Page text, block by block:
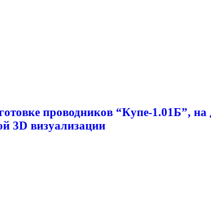
проводников “Купе-1.01Б”, на
3D визуализации